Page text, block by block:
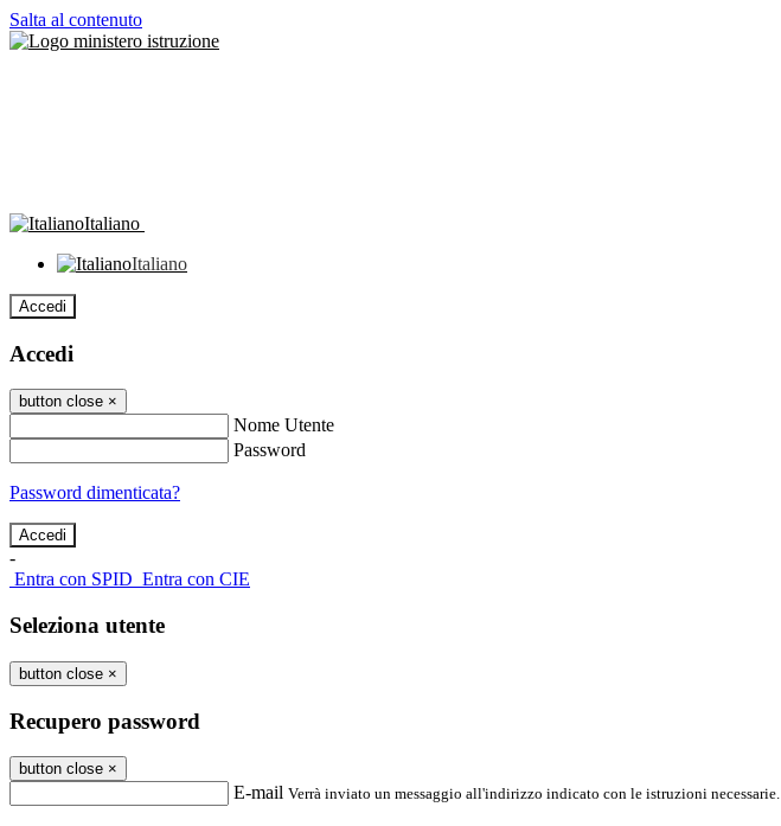
Salta al contenuto
Italiano
Italiano
Accedi
Accedi
button close ×
Nome Utente
Password
Password dimenticata?
-
Entra con SPID Entra con CIE
Seleziona utente
button close ×
Recupero password
button close ×
E-mail Verrà inviato un messaggio all'indirizzo indicato con le istruzioni necessarie.